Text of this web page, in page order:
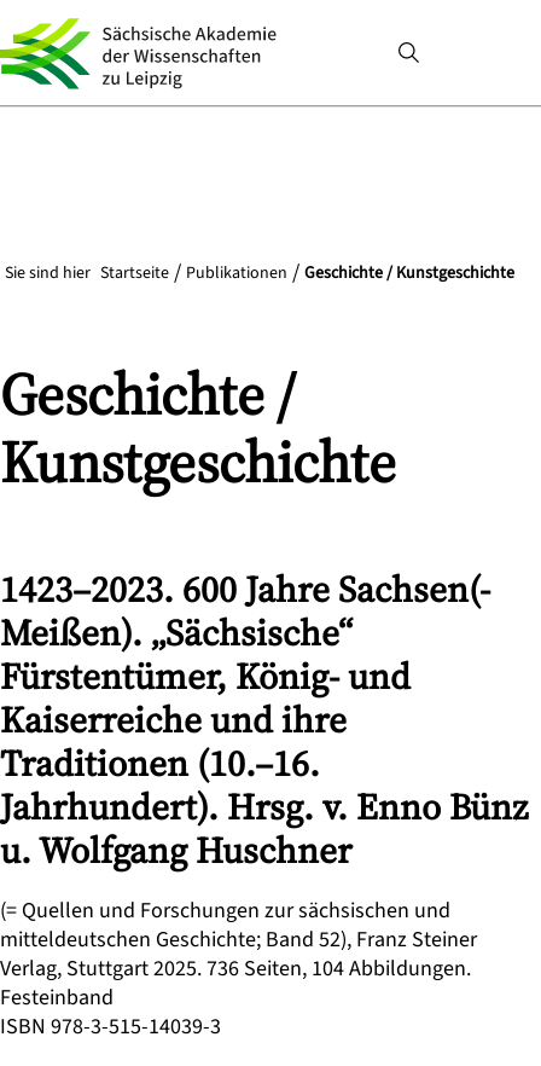
Sie sind hier Startseite Publikationen Geschichte / Kunstgeschichte
Geschichte /
Kunstgeschichte
1423–2023. 600 Jahre Sachsen(-
Meißen). „Sächsische“
Fürstentümer, König- und
Kaiserreiche und ihre
Traditionen (10.–16.
Jahrhundert). Hrsg. v. Enno Bünz
u. Wolfgang Huschner
(= Quellen und Forschungen zur sächsischen und
mitteldeutschen Geschichte; Band 52), Franz Steiner
Verlag, Stuttgart 2025. 736 Seiten, 104 Abbildungen.
Festeinband
ISBN 978-3-515-14039-3